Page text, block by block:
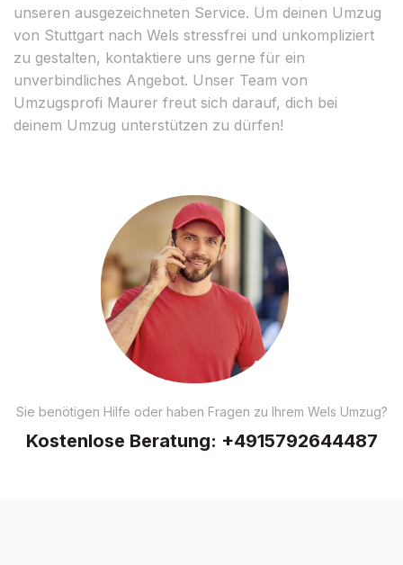
unseren ausgezeichneten Service. Um deinen Umzug
von Stuttgart nach Wels stressfrei und unkompliziert
zu gestalten, kontaktiere uns gerne für ein
unverbindliches Angebot. Unser Team von
Umzugsprofi Maurer freut sich darauf, dich bei
deinem Umzug unterstützen zu dürfen!
Sie benötigen Hilfe oder haben Fragen zu Ihrem Wels Umzug?
Kostenlose Beratung: +4915792644487